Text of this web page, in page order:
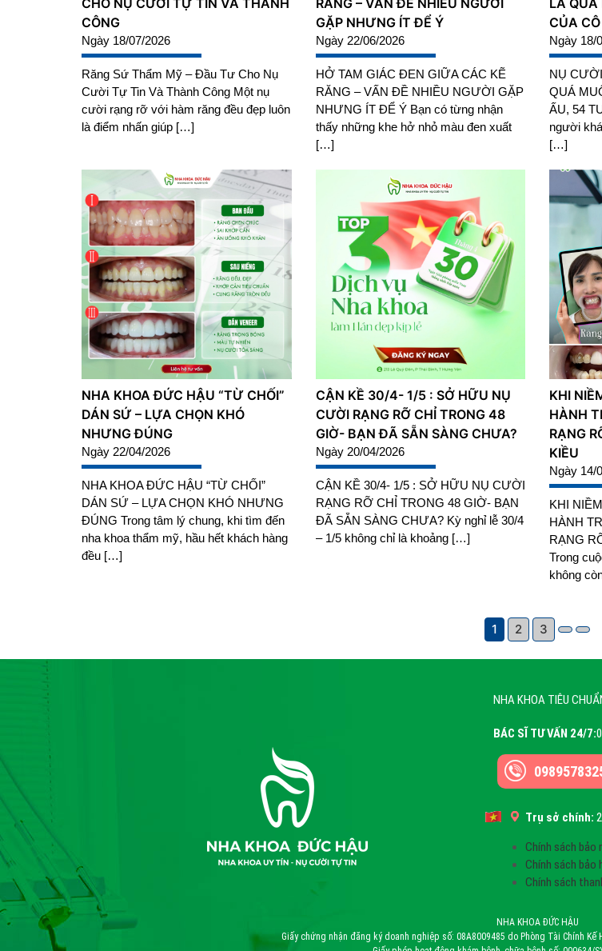
CÔNG
Ngày 18/07/2026
Răng Sứ Thẩm Mỹ – Đầu Tư Cho Nụ
Cười Tự Tin Và Thành Công Một nụ
cười rạng rỡ với hàm răng đều đẹp luôn
là điểm nhấn giúp […]
GẶP NHƯNG ÍT ĐỂ Ý
Ngày 22/06/2026
HỞ TAM GIÁC ĐEN GIỮA CÁC KẼ
RĂNG – VẤN ĐỀ NHIỀU NGƯỜI GẶP
NHƯNG ÍT ĐỂ Ý Bạn có từng nhận
thấy những khe hở nhỏ màu đen xuất
[…]
CỦA
Ngày 18/
NỤ
QUÁ
ẤU, 54
người
[…]
NHA KHOA ĐỨC HẬU “TỪ CHỐI”
DÁN SỨ – LỰA CHỌN KHÓ
NHƯNG ĐÚNG
Ngày 22/04/2026
NHA KHOA ĐỨC HẬU “TỪ CHỐI”
DÁN SỨ – LỰA CHỌN KHÓ NHƯNG
ĐÚNG Trong tâm lý chung, khi tìm đến
nha khoa thẩm mỹ, hầu hết khách hàng
đều […]
CẬN KỀ 30/4- 1/5 : SỞ HỮU NỤ
CƯỜI RẠNG RỠ CHỈ TRONG 48
GIỜ- BẠN ĐÃ SẴN SÀNG CHƯA?
Ngày 20/04/2026
CẬN KỀ 30/4- 1/5 : SỞ HỮU NỤ CƯỜI
RẠNG RỠ CHỈ TRONG 48 GIỜ- BẠN
ĐÃ SẴN SÀNG CHƯA? Kỳ nghỉ lễ 30/4
– 1/5 không chỉ là khoảng […]
KHI
HÀNH
RẠNG
KIỀU
Ngày 14/
KHI
HÀNH
RẠNG
Trong
không
1 2 3
NHA KHOA TIÊU
BÁC SĨ TƯ VẤN 24/7:
Trụ sở chính:
Chính sách
Chính sách bảo
Chính sách
NHA KHOA ĐỨC HẬU
Giấy chứng nhận đăng ký doanh nghiệp số: 08A8009485 do Phòng Tài Chính